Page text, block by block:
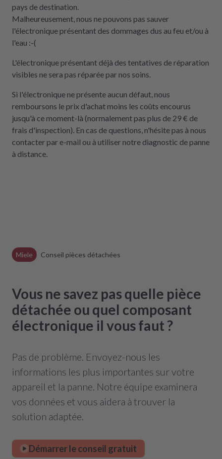
pays de destination.
Malheureusement, nous ne pouvons pas sauver
l'électronique présentant des dommages dus au feu et/ou à
l'eau :-(
L'électronique présentant déjà des tentatives de réparation
visibles ne sera pas réparée par nos soins.
Si l'électronique ne présente aucun défaut, nous
remboursons le prix d'achat moins les coûts encourus
jusqu'à ce moment-là (normalement pas plus de 29 € de
frais d'inspection). En cas de questions, n'hésite pas à nous
contacter par e-mail ou à utiliser notre diagnostic de panne
à distance.
Miele Conseil pièces détachées
Vous ne savez pas quelle pièce
détachée ou quel composant
électronique il vous faut ?
Pas de problème. Envoyez-nous les
informations les plus importantes sur votre
appareil et la panne. Notre équipe examinera
vos données et vous aidera à trouver la
solution adaptée.
Démarrer le conseil gratuit